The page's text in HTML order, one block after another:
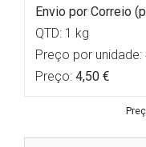
Envio por Correio
QTD: 1 kg
Preço por
Preço: 4,50 €